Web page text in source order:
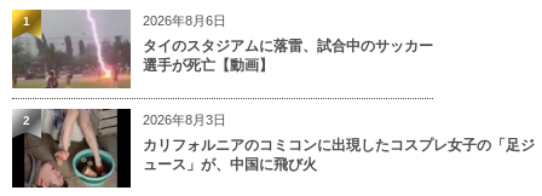
2026年8月6日
タイのスタジアムに落雷、試合中のサッカー
選手が死亡【動画】
1
2026年8月3日
カリフォルニアのコミコンに出現したコスプレ女子の「足ジ
ュース」が、中国に飛び火
2